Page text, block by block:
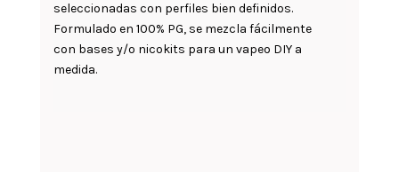
seleccionadas con perfiles bien definidos.
Formulado en 100% PG, se mezcla fácilmente
con bases y/o nicokits para un vapeo DIY a
medida.